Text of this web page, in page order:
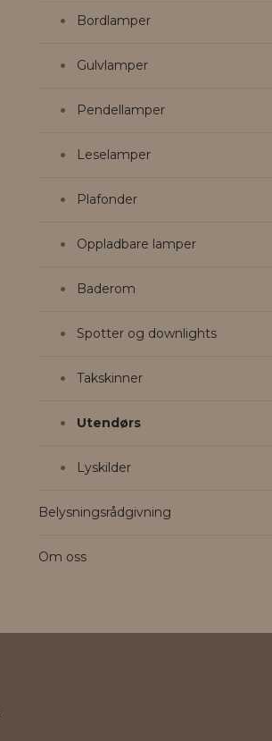
Bordlamper
Gulvlamper
Pendellamper
Leselamper
Plafonder
Oppladbare lamper
Baderom
Spotter og downlights
Takskinner
Utendørs
Lyskilder
Belysningsrådgivning
Om oss